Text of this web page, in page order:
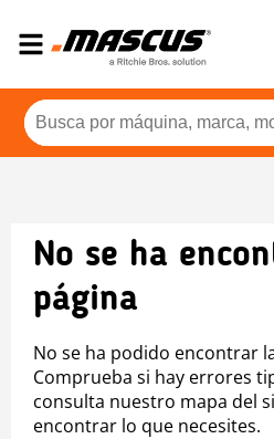
No se ha
página
No se ha podido encontrar
Comprueba si hay errores
consulta nuestro mapa del
encontrar lo que necesites.